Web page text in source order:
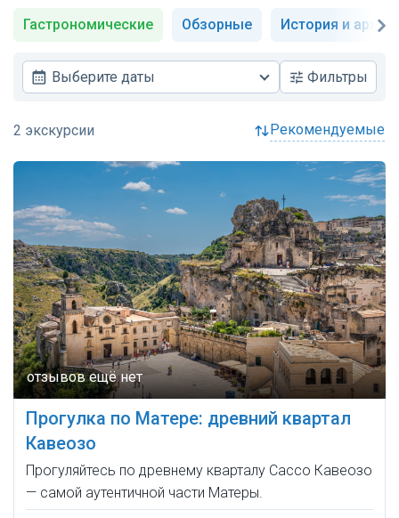
Гастрономические Обзорные История и
Выберите даты Фильтры
рекомендуемые
Прогулка по Матере: древний квартал
Кавеозо
Прогуляйтесь по древнему кварталу Сассо Кавеозо
— самой аутентичной части Матеры.